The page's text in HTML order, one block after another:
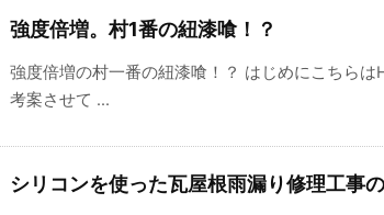
強度倍増。村1番の紐漆喰！？
強度倍増の村一番の紐漆喰！？ はじめにこちらは
考案させて ...
シリコンを使った瓦屋根雨漏り修理工